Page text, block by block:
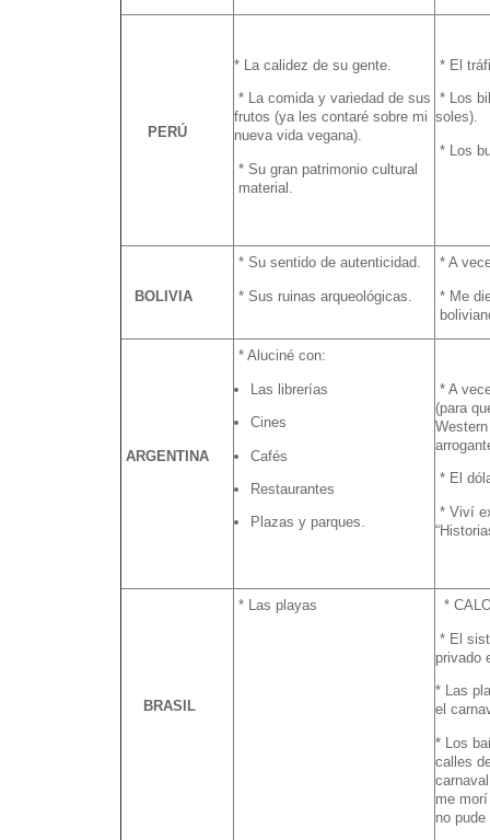
PERÚ
* La calidez de su gente.
* La comida y variedad de sus
frutos (ya les contaré sobre mi
nueva vida vegana).
* Su gran patrimonio cultural
material.
* El
* Los
soles).
* Los
BOLIVIA
* Su sentido de autenticidad.
* Sus ruinas arqueológicas.
* A
* Me
ARGENTINA
* Aluciné con:
Las librerías
Cines
Cafés
Restaurantes
Plazas y parques.
* A
(para
* El
* Viví
BRASIL
* Las playas *
* El
privado
* Las
el
* Los
calles
me
no pude